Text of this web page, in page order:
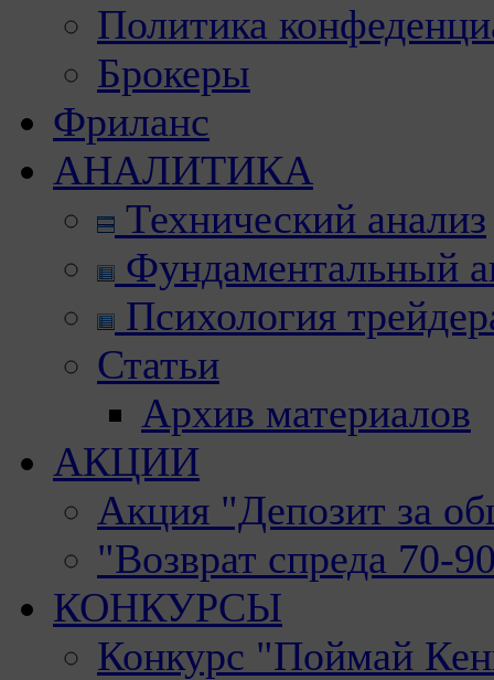
Политика
Брокеры
Фриланс
АНАЛИТИКА
Технический анализ
Фундаментальный
Психология
Статьи
Архив материалов
АКЦИИ
Акция "Депозит за
"Возврат спреда 70-
КОНКУРСЫ
Конкурс "Поймай